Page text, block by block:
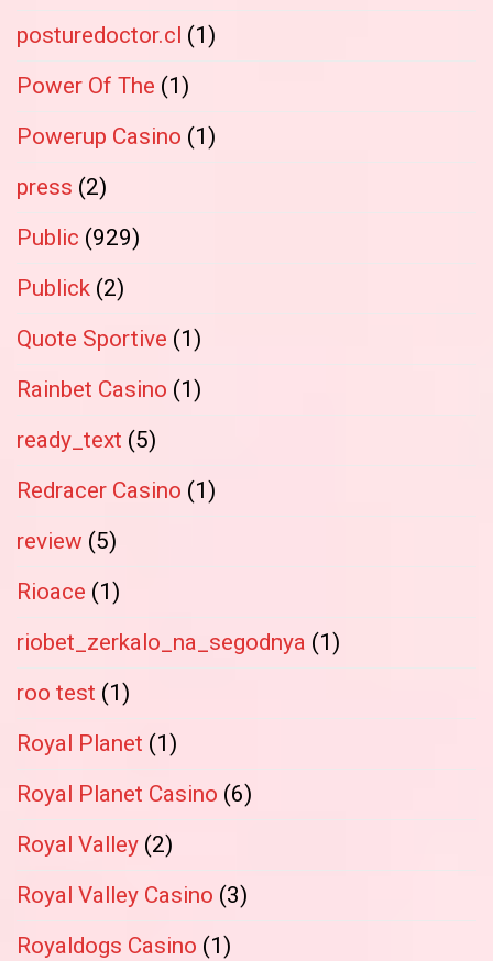
posturedoctor.cl (1)
Power Of The (1)
Powerup Casino (1)
press (2)
Public (929)
Publick (2)
Quote Sportive (1)
Rainbet Casino (1)
ready_text (5)
Redracer Casino (1)
review (5)
Rioace (1)
riobet_zerkalo_na_segodnya (1)
roo test (1)
Royal Planet (1)
Royal Planet Casino (6)
Royal Valley (2)
Royal Valley Casino (3)
Royaldogs Casino (1)